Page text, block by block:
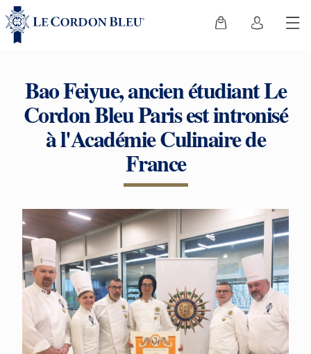
Bao Feiyue, ancien étudiant Le
Cordon Bleu Paris est intronisé
à l'Académie Culinaire de
France